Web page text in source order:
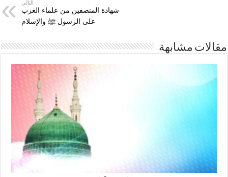
التالي
شهادة المنصفين من علماء الغرب
على الرسول ﷺ والإسلام
مقالات مشابهة